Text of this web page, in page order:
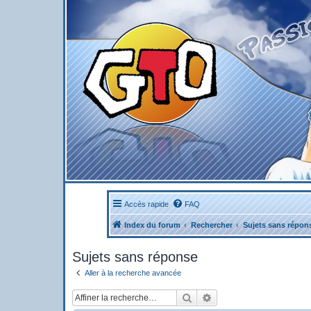
Accès rapide FAQ
Index du forum Rechercher Sujets sans
Sujets sans réponse
Aller à la recherche avancée
Rechercher